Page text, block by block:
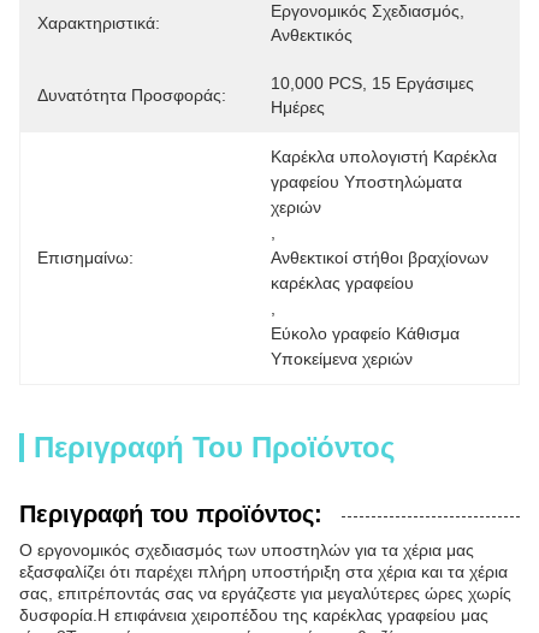
Χαρακτηριστικά:
Εργονομικός Σχεδιασμός,
Ανθεκτικός
Δυνατότητα Προσφοράς:
10,000 PCS, 15 Εργάσιμες
Ημέρες
Επισημαίνω:
Καρέκλα υπολογιστή Καρέκλα
γραφείου Υποστηλώματα
χεριών
Ανθεκτικοί στήθοι βραχίονων
καρέκλας γραφείου
Εύκολο γραφείο Κάθισμα
Υποκείμενα χεριών
Περιγραφή Του Προϊόντος
Περιγραφή του προϊόντος:
Ο εργονομικός σχεδιασμός των υποστηλών για τα χέρια μας
εξασφαλίζει ότι παρέχει πλήρη υποστήριξη στα χέρια και τα χέρια
σας, επιτρέποντάς σας να εργάζεστε για μεγαλύτερες ώρες χωρίς
δυσφορία.Η επιφάνεια χειροπέδου της καρέκλας γραφείου μας